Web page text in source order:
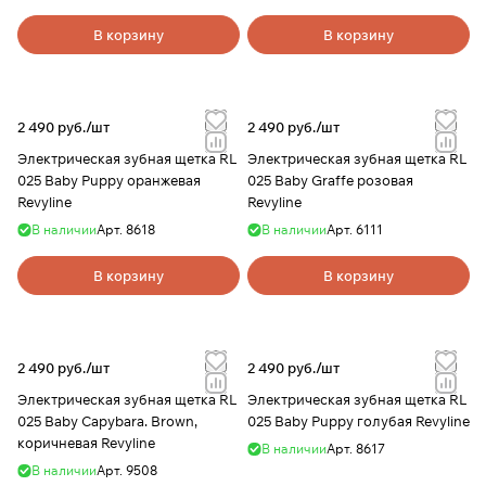
В корзину В корзину
2 490 руб./шт
Электрическая зубная щетка RL
025 Baby Puppy оранжевая
Revyline
В наличииАрт. 8618
В корзину
2 490 руб./шт
Электрическая зубная щетка RL
025 Baby Graffe розовая
Revyline
В наличииАрт. 6111
В корзину
2 490 руб./шт
Электрическая зубная щетка RL
025 Baby Capybara. Brown,
коричневая Revyline
В наличииАрт. 9508
2 490 руб./шт
Электрическая зубная щетка RL
025 Baby Puppy голубая Revyline
В наличииАрт. 8617